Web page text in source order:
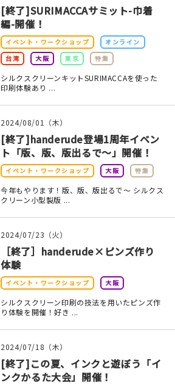
[終了]SURIMACCAサミット-巾着
編-開催！
イベント・ワークショップ
オンライン
台湾
大阪 東京 特集
シルクスクリーンキットSURIMACCAを使った
印刷体験あり ...
2024/08/01（木）
[終了]handerude登場1周年イベン
ト「版、版、版出るで～」開催！
イベント・ワークショップ 大阪 特集
今年もやります！版、版、版出るで～ シルクス
クリーン小型製版 ...
2024/07/23（火）
［終了］handerude×ピンズ作り
体験
イベント・ワークショップ 大阪
シルクスクリーン印刷の技法を用いたピンズ作
り体験を開催！好き ...
2024/07/18（木）
[終了]この夏、インクと遊ぼう「イ
ンクかるた大会」開催！